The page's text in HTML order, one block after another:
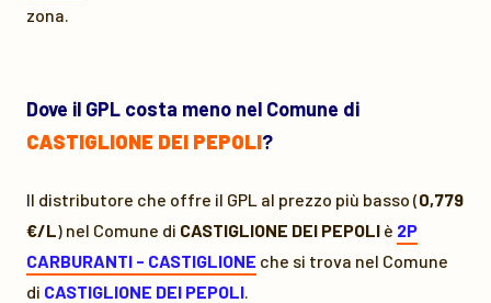
zona.
Dove il GPL costa meno nel Comune di
CASTIGLIONE DEI PEPOLI?
Il distributore che offre il GPL al prezzo più basso (0,779
€/L) nel Comune di CASTIGLIONE DEI PEPOLI è 2P
CARBURANTI - CASTIGLIONE che si trova nel Comune
di CASTIGLIONE DEI PEPOLI.